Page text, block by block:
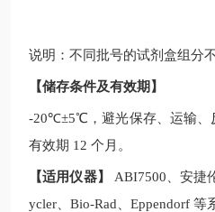
说明：不同批号的试剂盒组分
【储存条件及有效期】
-20℃±5℃，避光保存、运输、
有效期 12 个月。
【适用仪器】 ABI7500 、安捷
ycler
Bio-Rad Eppendorf 等